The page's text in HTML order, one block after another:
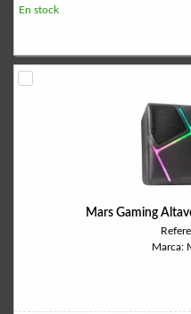
En stock
Mars Gaming
Marca: